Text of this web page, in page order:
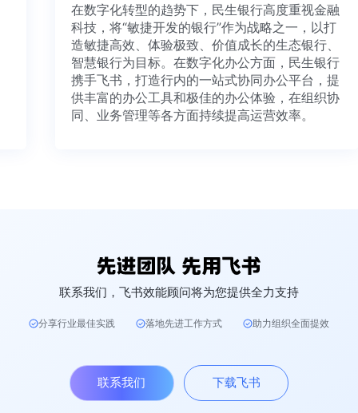
在数字化转型的趋势下，民生银行高度重视金
科技，将“敏捷开发的银行”作为战略之一，以
造敏捷高效、体验极致、价值成长的生态银行
智慧银行为目标。在数字化办公方面，民生银
携手飞书，打造行内的一站式协同办公平台，
供丰富的办公工具和极佳的办公体验，在组织
同、业务管理等各方面持续提高运营效率。
联系我们，飞书效能顾问将为您提供全力支持
分享行业最佳实践 落地先进工作方式 助力组织全面提效
联系我们 下载飞书